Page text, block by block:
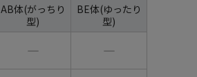
AB体(がっちり
型)
BE体(ゆったり
型)
― ―